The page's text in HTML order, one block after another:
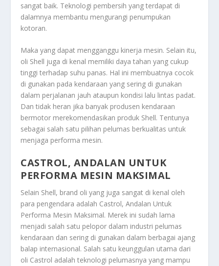
sangat baik. Teknologi pembersih yang terdapat di
dalamnya membantu mengurangi penumpukan
kotoran.
Maka yang dapat mengganggu kinerja mesin. Selain itu,
oli Shell juga di kenal memiliki daya tahan yang cukup
tinggi terhadap suhu panas. Hal ini membuatnya cocok
di gunakan pada kendaraan yang sering di gunakan
dalam perjalanan jauh ataupun kondisi lalu lintas padat.
Dan tidak heran jika banyak produsen kendaraan
bermotor merekomendasikan produk Shell. Tentunya
sebagai salah satu pilihan pelumas berkualitas untuk
menjaga performa mesin.
CASTROL, ANDALAN UNTUK
PERFORMA MESIN MAKSIMAL
Selain Shell, brand oli yang juga sangat di kenal oleh
para pengendara adalah Castrol, Andalan Untuk
Performa Mesin Maksimal. Merek ini sudah lama
menjadi salah satu pelopor dalam industri pelumas
kendaraan dan sering di gunakan dalam berbagai ajang
balap internasional. Salah satu keunggulan utama dari
oli Castrol adalah teknologi pelumasnya yang mampu